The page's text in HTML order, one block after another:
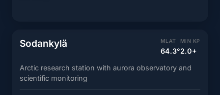
Sodankylä MLAT
64.3°
MIN KP
2.0+
Arctic research station with aurora observatory and
scientific monitoring